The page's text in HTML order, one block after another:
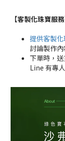
【客製化珠寶服務
提供客製
討論製作
下單時，
Line 有專